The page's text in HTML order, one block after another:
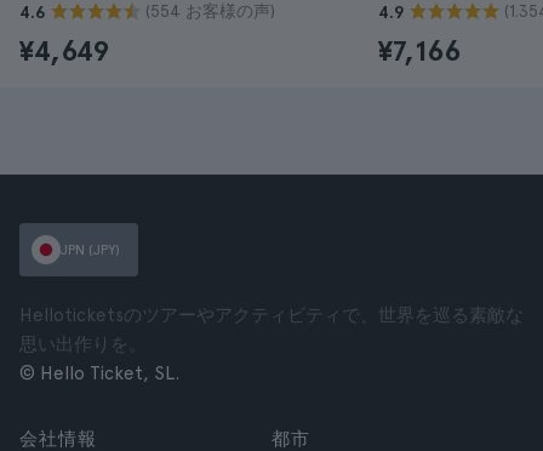
4.6 (554 お客様の声)
¥4,649
4.9
¥7,166
JPN (JPY)
Helloticketsのツアーやアクティビティで、世界を巡る素敵な
思い出作りを。
© Hello Ticket, SL.
会社情報
都市